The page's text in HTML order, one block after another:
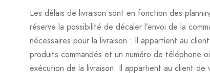
Les délais de livraison sont en fonction des
réserve la possibilité de décaler l’envoi de la
nécessaires pour la livraison : Il appartient au
produits commandés et un numéro de téléphone
exécution de la livraison. Il appartient au client